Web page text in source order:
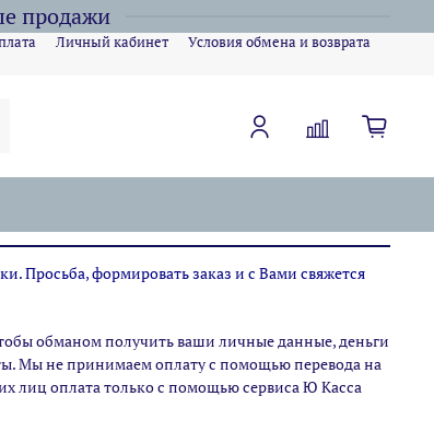
продажи
Личный кабинет Условия обмена и возврата
Просьба, формировать заказ и с Вами свяжется
обманом получить ваши личные данные, деньги
Мы не принимаем оплату с помощью перевода на
лиц оплата только с помощью сервиса Ю Касса